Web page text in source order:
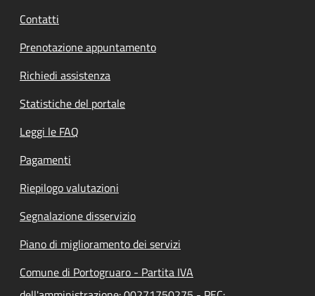
Contatti
Prenotazione appuntamento
Richiedi assistenza
Statistiche del portale
Leggi le FAQ
Pagamenti
Riepilogo valutazioni
Segnalazione disservizio
Piano di miglioramento dei servizi
Comune di Portogruaro - Partita IVA